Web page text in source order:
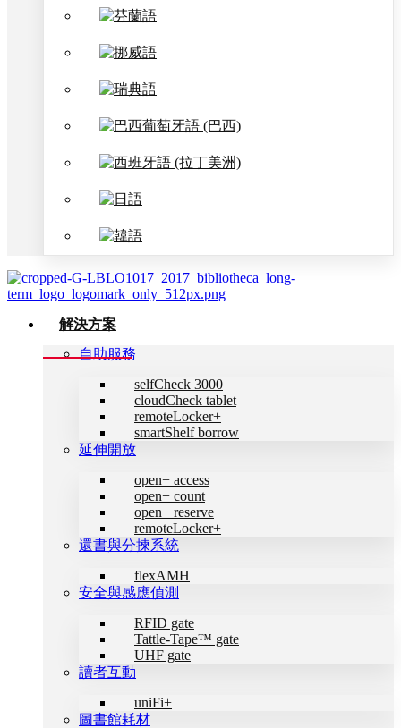
解決方案
自助服務
selfCheck 3000
cloudCheck tablet
remoteLocker+
smartShelf borrow
延伸開放
open+ access
open+ count
open+ reserve
remoteLocker+
還書與分揀系統
flexAMH
安全與感應偵測
RFID gate
Tattle-Tape™ gate
UHF gate
讀者互動
uniFi+
圖書館耗材